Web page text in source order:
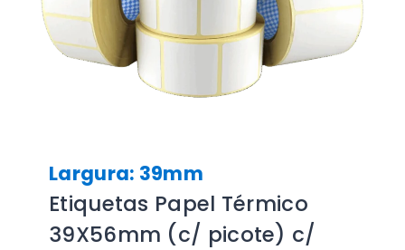
Largura: 39mm
Etiquetas Papel Térmico
39X56mm (c/ picote) c/